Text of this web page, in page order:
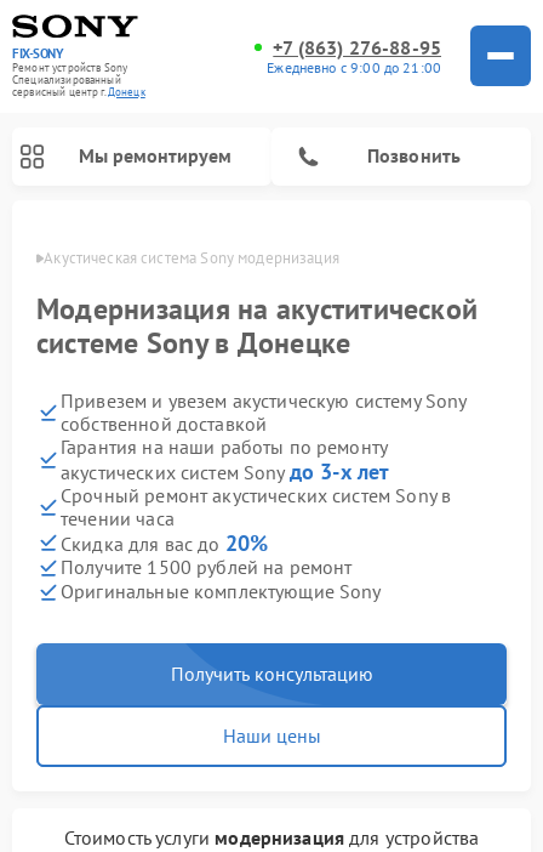
FIX-SONY
Ремонт устройств Sony
Специализированный
cервисный центр г. Донецк
+7 (863) 276-88-95
Ежедневно с 9:00 до 21:00
Мы ремонтируем Позвонить
Акустическая система Sony модернизация
Модернизация на акуститической
системе Sony в Донецке
Привезем и увезем акустическую систему Sony
собственной доставкой
Гарантия на наши работы по ремонту
акустических систем Sony до 3-х лет
Срочный ремонт акустических систем Sony в
течении часа
Скидка для вас до 20%
Получите 1500 рублей на ремонт
Оригинальные комплектующие Sony
Получить консультацию
Наши цены
Стоимость услуги модернизация для устройства